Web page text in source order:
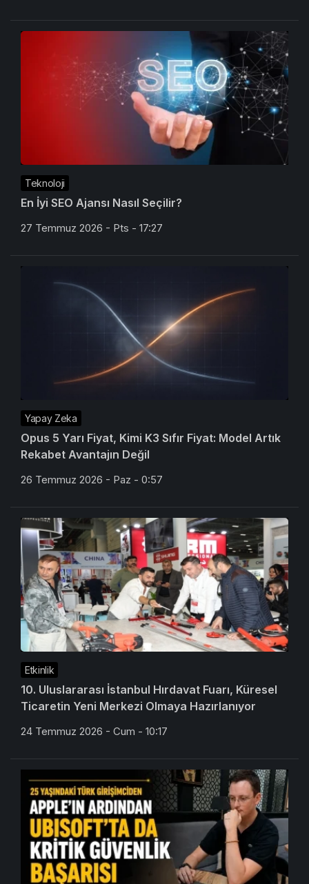
Teknoloji
En İyi SEO Ajansı Nasıl Seçilir?
27 Temmuz 2026 - Pts - 17:27
Yapay Zeka
Opus 5 Yarı Fiyat, Kimi K3 Sıfır Fiyat: Model Artık
Rekabet Avantajın Değil
26 Temmuz 2026 - Paz - 0:57
Etkinlik
10. Uluslararası İstanbul Hırdavat Fuarı, Küresel
Ticaretin Yeni Merkezi Olmaya Hazırlanıyor
24 Temmuz 2026 - Cum - 10:17